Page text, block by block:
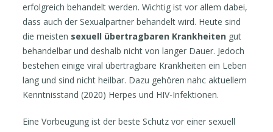
erfolgreich behandelt werden. Wichtig ist vor allem dabei,
dass auch der Sexualpartner behandelt wird. Heute sind
die meisten sexuell übertragbaren Krankheiten gut
behandelbar und deshalb nicht von langer Dauer. Jedoch
bestehen einige viral übertragbare Krankheiten ein Leben
lang und sind nicht heilbar. Dazu gehören nahc aktuellem
Kenntnisstand (2020) Herpes und HIV-Infektionen.
Eine Vorbeugung ist der beste Schutz vor einer sexuell